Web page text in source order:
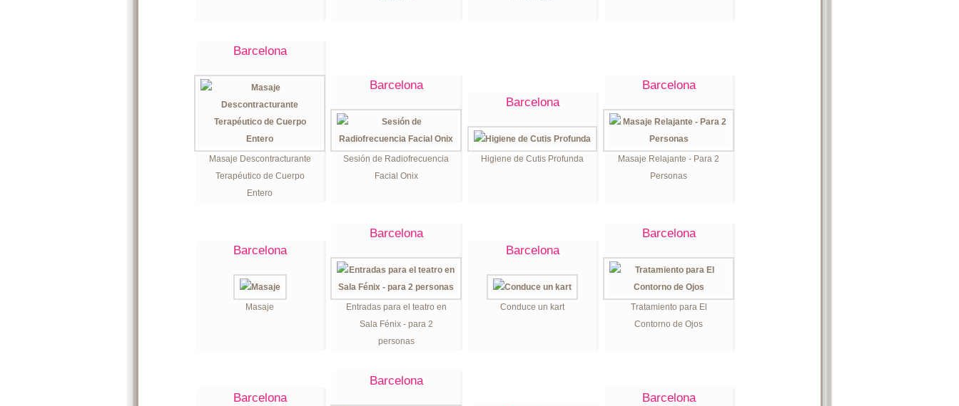
Barcelona
Masaje Descontracturante
Terapéutico de Cuerpo
Entero
Barcelona
Sesión de Radiofrecuencia
Facial Onix
Barcelona
Higiene de Cutis Profunda
Barcelona
Masaje Relajante - Para 2
Personas
Barcelona
Masaje
Barcelona
Entradas para el teatro en
Sala Fénix - para 2
personas
Barcelona
Conduce un kart
Barcelona
Tratamiento para El
Contorno de Ojos
Barcelona
Barcelona
Barcelona